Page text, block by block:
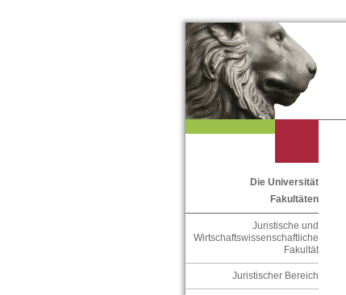
Die Universität
Fakultäten
Juristische und
Wirtschaftswissenschaftliche
Fakultät
Juristischer Bereich